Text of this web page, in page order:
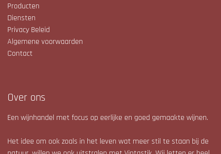
Producten
Diensten
Privacy Beleid
Algemene voorwaarden
Contact
Over ons
Een wijnhandel met focus op eerlijke en goed gemaakte wijnen.
Het idee om ook zoals in het leven wat meer stil te staan bij de